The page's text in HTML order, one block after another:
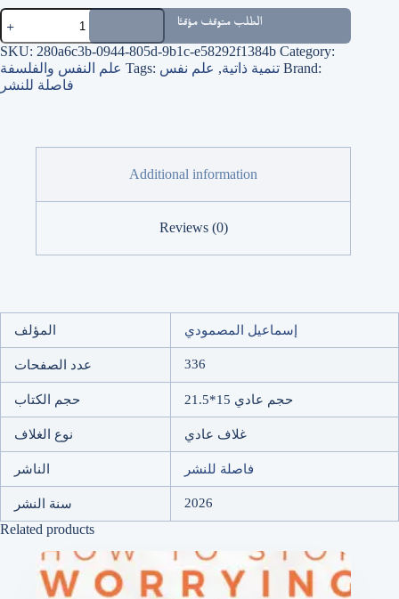
سبل
التجارة
مع
الله
quantity
الطلب متوقف مؤقتًا
SKU: 280a6c3b-0944-805d-9b1c-e58292f1384b Category:
علم النفس والفلسفة Tags: تنمية ذاتية, علم نفس
Brand:
فاصلة للنشر
Additional information
Reviews (0)
المؤلف إسماعيل المصمودي
عدد الصفحات 336
حجم الكتاب حجم عادي 15*21.5
نوع الغلاف غلاف عادي
الناشر فاصلة للنشر
سنة النشر 2026
Related products